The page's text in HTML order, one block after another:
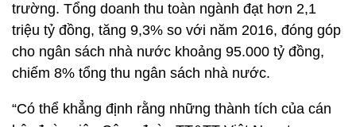
trường. Tổng doanh thu toàn ngành đạt hơn 2,1
triệu tỷ đồng, tăng 9,3% so với năm 2016, đóng góp
cho ngân sách nhà nước khoảng 95.000 tỷ đồng,
chiếm 8% tổng thu ngân sách nhà nước.
“Có thể khẳng định rằng những thành tích của cán